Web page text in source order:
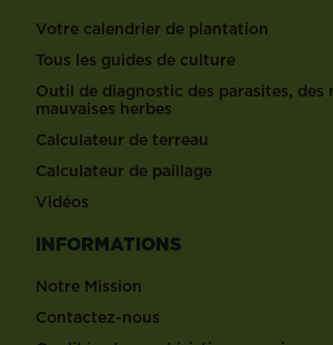
Votre calendrier de plantation
Tous les guides de culture
Outil de diagnostic des parasites, des
mauvaises herbes
Calculateur de terreau
Calculateur de paillage
Vidéos
INFORMATIONS
Notre Mission
Contactez-nous